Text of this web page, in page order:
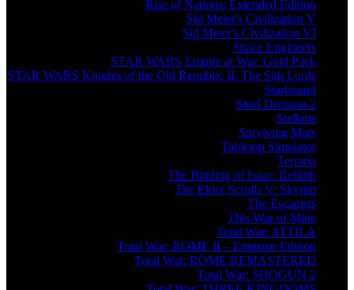
Rise of Nations: Extended Edition
Sid Meier's Civilization V
Sid Meier's Civilization VI
Space Engineers
STAR WARS Empire at War: Gold Pack
STAR WARS Knights of the Old Republic II: The Sith Lords
Starbound
Steel Division 2
Stellaris
Surviving Mars
Tabletop Simulator
Terraria
The Binding of Isaac: Rebirth
The Elder Scrolls V: Skyrim
The Escapists
This War of Mine
Total War: ATTILA
Total War: ROME II – Emperor Edition
Total War: ROME REMASTERED
Total War: SHOGUN 2